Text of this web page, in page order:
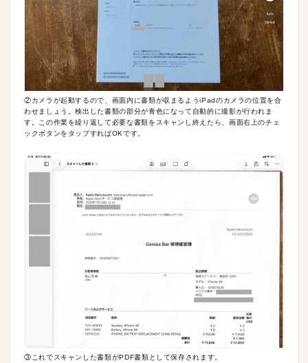
②カメラが起動するので、画面内に書類が収まるようiPadのカメラの位置を合
わせましょう。検出した書類の部分が青色になって自動的に撮影が行われま
す。この作業を繰り返して必要な書類をスキャンし終えたら、画面右上のチェ
ックボタンをタップすればOKです。
③これでスキャンした書類がPDF書類として保存されます。